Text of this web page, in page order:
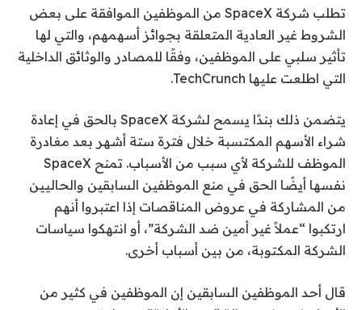
تطلب شركة SpaceX من الموظفين الموافقة على بعض
الشروط غير العادية المتعلقة بجوائز أسهمهم، والتي لها
تأثير سلبي على الموظفين، وفقًا للمصادر والوثائق الداخلية
التي اطلعت عليها TechCrunch.
يتضمن ذلك بندًا يسمح لشركة SpaceX بالحق في إعادة
شراء الأسهم المكتسبة خلال فترة ستة أشهر بعد مغادرة
الموظف للشركة لأي سبب من الأسباب. تمنح SpaceX
نفسها أيضًا الحق في منع الموظفين السابقين والحاليين
من المشاركة في عروض المناقصات إذا اعتبروا أنهم
ارتكبوا “عملاً غير أمين ضد الشركة”، أو انتهكوا سياسات
الشركة المكتوبة، من بين أسباب أخرى.
قال أحد الموظفين السابقين إن الموظفين في كثير من